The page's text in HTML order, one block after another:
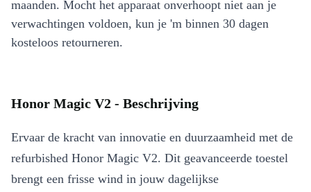
maanden. Mocht het apparaat onverhoopt niet aan je
verwachtingen voldoen, kun je 'm binnen 30 dagen
kosteloos retourneren.
Honor Magic V2 - Beschrijving
Ervaar de kracht van innovatie en duurzaamheid met de
refurbished Honor Magic V2. Dit geavanceerde toestel
brengt een frisse wind in jouw dagelijkse